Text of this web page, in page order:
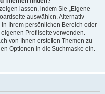
lassen, indem Sie „Eigene
auswählen. Alternativ
in Ihrem persönlichen Bereich oder
eigenen Profilseite verwenden.
von Ihnen erstellen Themen zu
Optionen in die Suchmaske ein.